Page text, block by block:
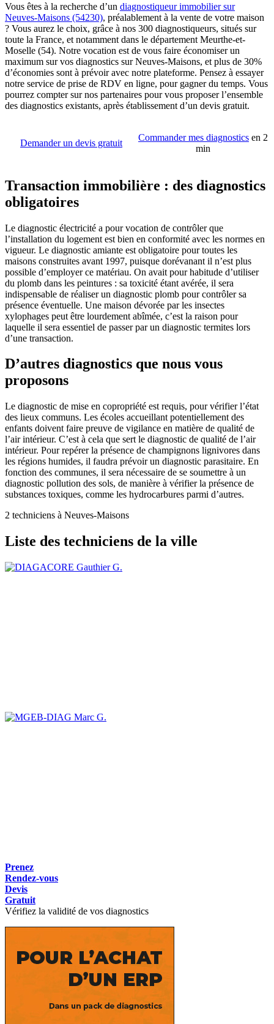
Vous êtes à la recherche d’un diagnostiqueur immobilier sur
Neuves-Maisons (54230), préalablement à la vente de votre maison
? Vous aurez le choix, grâce à nos 300 diagnostiqueurs, situés sur
toute la France, et notamment dans le département Meurthe-et-
Moselle (54). Notre vocation est de vous faire économiser un
maximum sur vos diagnostics sur Neuves-Maisons, et plus de 30%
d’économies sont à prévoir avec notre plateforme. Pensez à essayer
notre service de prise de RDV en ligne, pour gagner du temps. Vous
pourrez compter sur nos partenaires pour vous proposer l’ensemble
des diagnostics existants, après établissement d’un devis gratuit.
Demander un devis gratuit
Commander mes diagnostics en 2
min
Transaction immobilière : des diagnostics
obligatoires
Le diagnostic électricité a pour vocation de contrôler que
l’installation du logement est bien en conformité avec les normes en
vigueur. Le diagnostic amiante est obligatoire pour toutes les
maisons construites avant 1997, puisque dorévanant il n’est plus
possible d’employer ce matériau. On avait pour habitude d’utiliser
du plomb dans les peintures : sa toxicité étant avérée, il sera
indispensable de réaliser un diagnostic plomb pour contrôler sa
présence éventuelle. Une maison dévorée par les insectes
xylophages peut être lourdement abîmée, c’est la raison pour
laquelle il sera essentiel de passer par un diagnostic termites lors
d’une transaction.
D’autres diagnostics que nous vous
proposons
Le diagnostic de mise en copropriété est requis, pour vérifier l’état
des lieux communs. Les écoles accueillant potentiellement des
enfants doivent faire preuve de vigilance en matière de qualité de
l’air intérieur. C’est à cela que sert le diagnostic de qualité de l’air
intérieur. Pour repérer la présence de champignons lignivores dans
les régions humides, il faudra prévoir un diagnostic parasitaire. En
fonction des communes, il sera nécessaire de se soumettre à un
diagnostic pollution des sols, de manière à vérifier la présence de
substances toxiques, comme les hydrocarbures parmi d’autres.
2 techniciens à Neuves-Maisons
Liste des techniciens de la ville
Gauthier G.
Marc G.
Prenez
Rendez-vous
Devis
Gratuit
Vérifiez la validité de vos diagnostics